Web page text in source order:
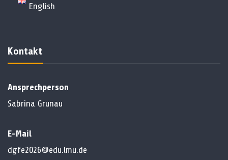
English
Kontakt
Ansprechperson
Sabrina Grunau
E-Mail
dgfe2026@edu.lmu.de